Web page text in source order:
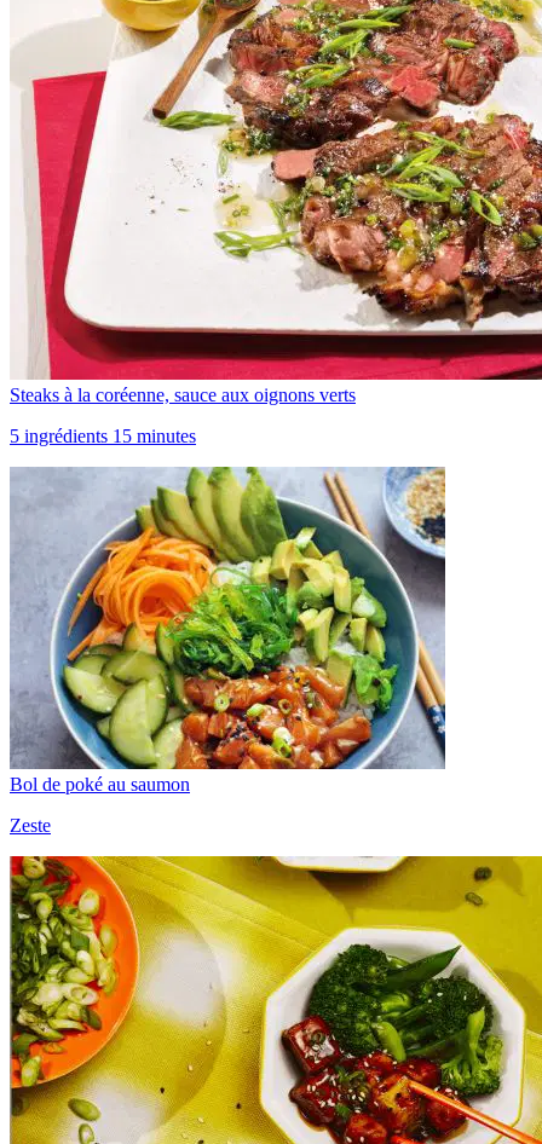
Steaks à la coréenne, sauce aux oignons verts
5 ingrédients 15 minutes
Bol de poké au saumon
Zeste